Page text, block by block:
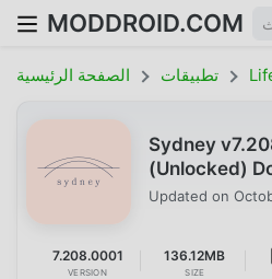
MODDROID.COM
الصفحة الرئيسية تطبيقات
Sydney
(Unlocked)
Updated on
7.208.0001
VERSION
136.12MB
SIZE